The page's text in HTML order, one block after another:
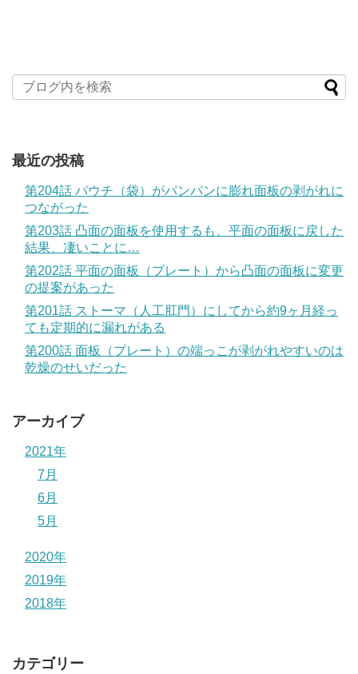
最近の投稿
第204話 パウチ（袋）がパンパンに膨れ面板の剥がれに
つながった
第203話 凸面の面板を使用するも、平面の面板に戻した
結果、凄いことに…
第202話 平面の面板（プレート）から凸面の面板に変更
の提案があった
第201話 ストーマ（人工肛門）にしてから約9ヶ月経っ
ても定期的に漏れがある
第200話 面板（プレート）の端っこが剥がれやすいのは
乾燥のせいだった
アーカイブ
2021年
7月
6月
5月
2020年
2019年
2018年
カテゴリー